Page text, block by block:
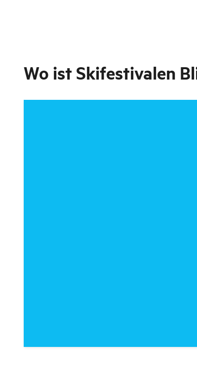
Wo ist Skifestivalen